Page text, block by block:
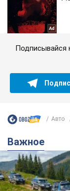
Подписывайся
Авто
Важное